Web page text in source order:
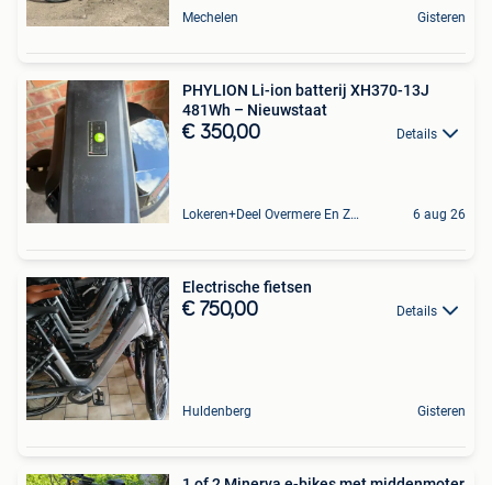
Mechelen Gisteren
PHYLION Li-ion batterij XH370-13J
481Wh – Nieuwstaat
€ 350,00 Details
Lokeren+Deel Overmere En Zele 6 aug 26
Electrische fietsen
€ 750,00 Details
Huldenberg Gisteren